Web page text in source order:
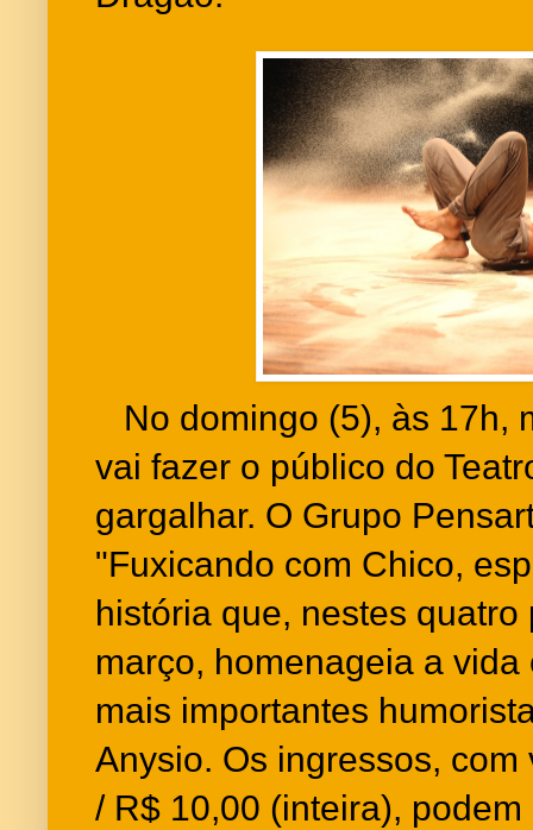
No domingo (5), às 17h,
vai fazer o público do
gargalhar. O Grupo
"Fuxicando com Chico,
história que, nestes
março, homenageia a
mais importantes
Anysio. Os ingressos,
/ R$ 10,00 (inteira),